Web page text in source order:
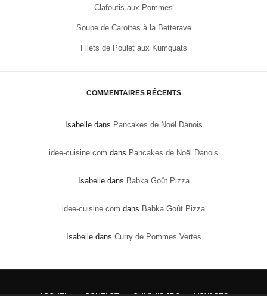
Clafoutis aux Pommes
Soupe de Carottes à la Betterave
Filets de Poulet aux Kumquats
COMMENTAIRES RÉCENTS
Isabelledans Pancakes de Noël Danois
idee-cuisine.com dans Pancakes de Noël Danois
Isabelledans Babka Goût Pizza
idee-cuisine.com dans Babka Goût Pizza
Isabelledans Curry de Pommes Vertes